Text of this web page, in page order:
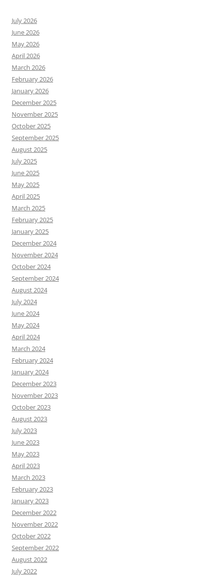
July 2026
June 2026
May 2026
April 2026
March 2026
February 2026
January 2026
December 2025
November 2025
October 2025
September 2025
August 2025
July 2025
June 2025
May 2025
April 2025
March 2025
February 2025
January 2025
December 2024
November 2024
October 2024
September 2024
August 2024
July 2024
June 2024
May 2024
April 2024
March 2024
February 2024
January 2024
December 2023
November 2023
October 2023
August 2023
July 2023
June 2023
May 2023
April 2023
March 2023
February 2023
January 2023
December 2022
November 2022
October 2022
September 2022
August 2022
July 2022